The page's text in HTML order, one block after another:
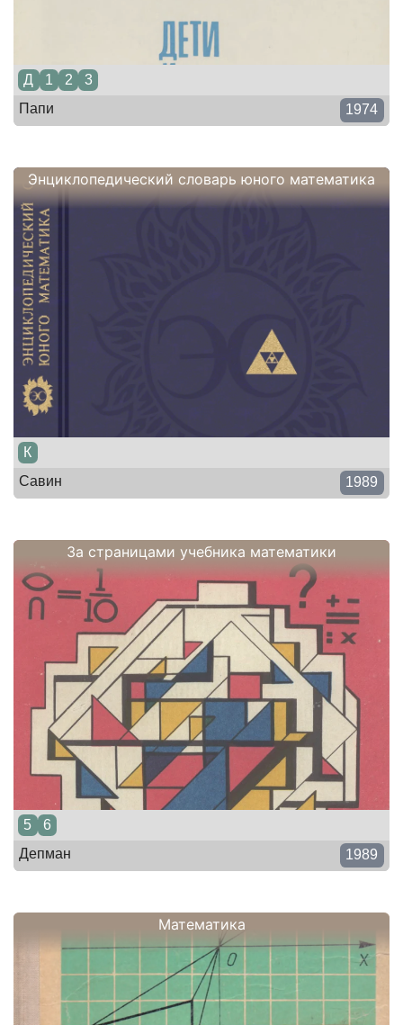
Д 1 2
3
Папи
1974
Энциклопедический словарь юного математика
К
Савин
1989
За страницами учебника математики
5
6
Депман
1989
Математика